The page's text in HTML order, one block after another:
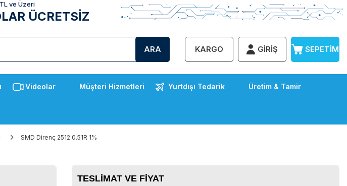
ve Üzeri
ÜCRETSİZ
ARA KARGO GIRIŞ SEPETIM
Videolar Müşteri Hizmetleri Yurtdışı Tedarik Üretim & Tamir
SMD Direnç 2512 0.51R 1%
TESLIMAT VE FIYAT